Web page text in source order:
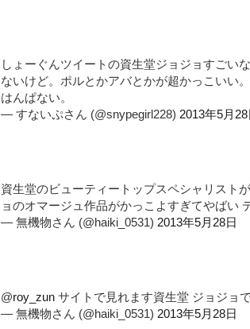
しょーぐんツイートの資生堂ジョジョすごい
ないけど。ポルとかアバとかが超かっこいい
はんぱない。
— すないぷさん (@snypegirl228) 2013年5月28
資生堂のビューティートップスペシャリスト
ョのオマージュ作品がかっこよすぎてやばい
— 無機物さん (@haiki_0531) 2013年5月28日
@roy_zun サイトで見れます資生堂 ジョジョ
— 無機物さん (@haiki_0531) 2013年5月28日